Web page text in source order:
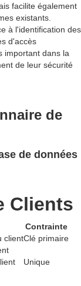
facilite également
existants.
à l'identification des
d'accès
important dans la
de leur sécurité
de
de données
Clients
Contrainte
clientClé primaire
Unique